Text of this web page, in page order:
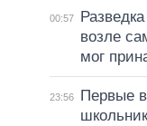
00:57
возле
мог
23:56
Первые